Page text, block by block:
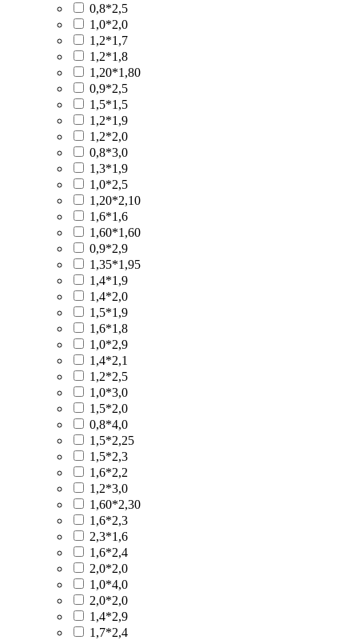
0,8*2,5
1,0*2,0
1,2*1,7
1,2*1,8
1,20*1,80
0,9*2,5
1,5*1,5
1,2*1,9
1,2*2,0
0,8*3,0
1,3*1,9
1,0*2,5
1,20*2,10
1,6*1,6
1,60*1,60
0,9*2,9
1,35*1,95
1,4*1,9
1,4*2,0
1,5*1,9
1,6*1,8
1,0*2,9
1,4*2,1
1,2*2,5
1,0*3,0
1,5*2,0
0,8*4,0
1,5*2,25
1,5*2,3
1,6*2,2
1,2*3,0
1,60*2,30
1,6*2,3
2,3*1,6
1,6*2,4
2,0*2,0
1,0*4,0
2,0*2,0
1,4*2,9
1,7*2,4